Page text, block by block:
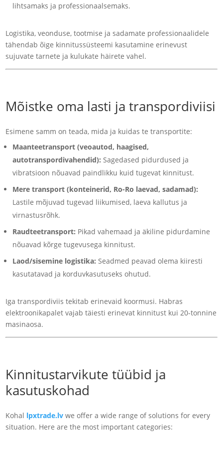
lihtsamaks ja professionaalsemaks.
Logistika, veonduse, tootmise ja sadamate professionaalidele
tähendab õige kinnitussüsteemi kasutamine erinevust
sujuvate tarnete ja kulukate häirete vahel.
Mõistke oma lasti ja transpordiviisi
Esimene samm on teada, mida ja kuidas te transportite:
Maanteetransport (veoautod, haagised,
autotranspordivahendid): Sagedased pidurdused ja
vibratsioon nõuavad paindlikku kuid tugevat kinnitust.
Mere transport (konteinerid, Ro-Ro laevad, sadamad):
Lastile mõjuvad tugevad liikumised, laeva kallutus ja
virnastusrõhk.
Raudteetransport: Pikad vahemaad ja äkiline pidurdamine
nõuavad kõrge tugevusega kinnitust.
Laod/sisemine logistika: Seadmed peavad olema kiiresti
kasutatavad ja korduvkasutuseks ohutud.
Iga transpordiviis tekitab erinevaid koormusi. Habras
elektroonikapalet vajab täiesti erinevat kinnitust kui 20-tonnine
masinaosa.
Kinnitustarvikute tüübid ja
kasutuskohad
Kohal lpxtrade.lv we offer a wide range of solutions for every
situation. Here are the most important categories: